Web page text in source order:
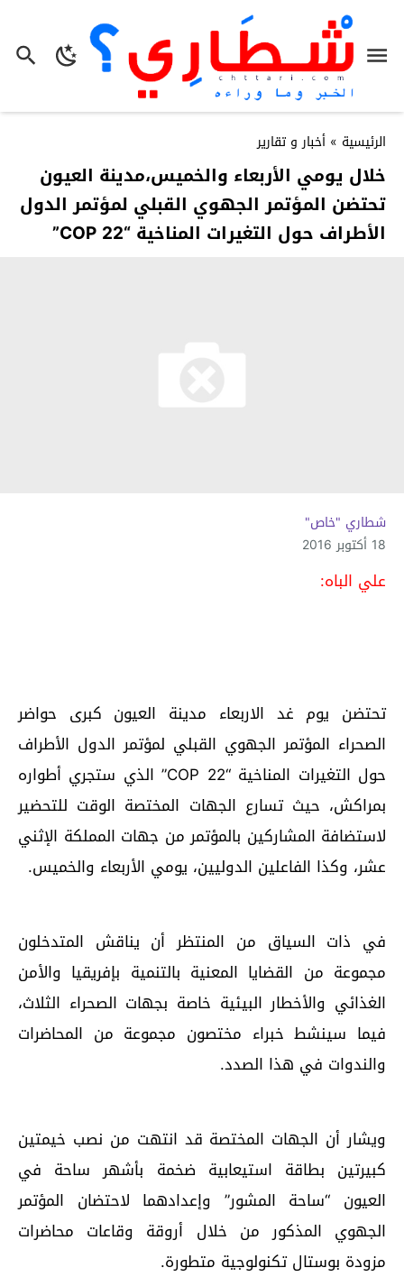
الرئيسية » أخبار و تقارير
خلال يومي الأربعاء والخميس،مدينة العيون
تحتضن المؤتمر الجهوي القبلي لمؤتمر الدول
الأطراف حول التغيرات المناخية “COP 22”
شطاري "خاص"
18 أكتوبر 2016
علي الباه:
تحتضن يوم غد الاربعاء مدينة العيون كبرى حواضر
الصحراء المؤتمر الجهوي القبلي لمؤتمر الدول الأطراف
حول التغيرات المناخية “COP 22” الذي ستجري أطواره
بمراكش، حيث تسارع الجهات المختصة الوقت للتحضير
لاستضافة المشاركين بالمؤتمر من جهات المملكة الإثني
عشر، وكذا الفاعلين الدوليين، يومي الأربعاء والخميس.
في ذات السياق من المنتظر أن يناقش المتدخلون
مجموعة من القضايا المعنية بالتنمية بإفريقيا والأمن
الغذائي والأخطار البيئية خاصة بجهات الصحراء الثلاث،
فيما سينشط خبراء مختصون مجموعة من المحاضرات
والندوات في هذا الصدد.
ويشار أن الجهات المختصة قد انتهت من نصب خيمتين
كبيرتين بطاقة استيعابية ضخمة بأشهر ساحة في
العيون “ساحة المشور” وإعدادهما لاحتضان المؤتمر
الجهوي المذكور من خلال أروقة وقاعات محاضرات
مزودة بوستال تكنولوجية متطورة.